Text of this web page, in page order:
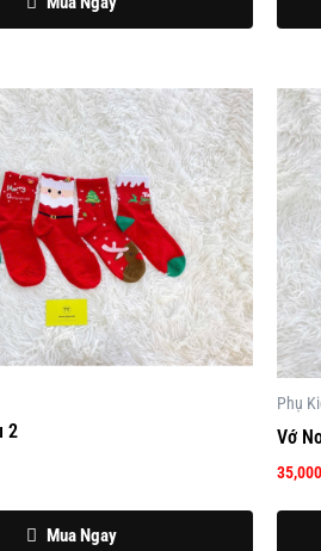
2
Mua Ngay
Phụ
Vớ
35,000